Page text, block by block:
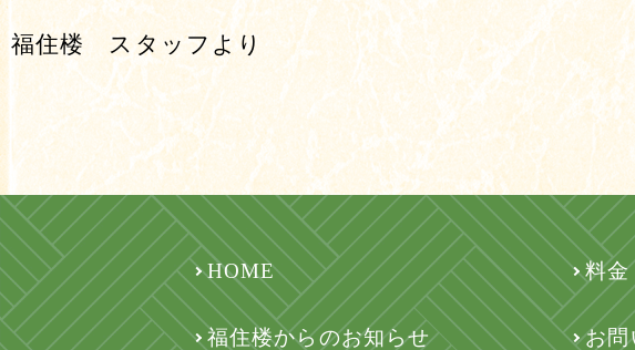
福住楼 スタッフより
HOME
福住楼からのお知らせ
料金
お問